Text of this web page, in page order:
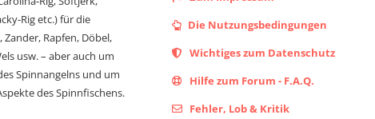
Rig etc.) für die
Zander, Rapfen, Döbel,
usw. – aber auch um
Spinnangelns und um
des Spinnfischens.
Die Nutzungsbedingungen
Wichtiges zum Datenschutz
Hilfe zum Forum - F.A.Q.
Fehler, Lob & Kritik